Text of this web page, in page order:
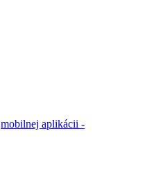
mobilnej aplikácii -